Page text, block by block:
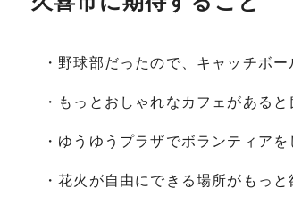
・野球部だったので、キャッチボ
・もっとおしゃれなカフェがあると
・ゆうゆうプラザでボランティア
・花火が自由にできる場所がもっと